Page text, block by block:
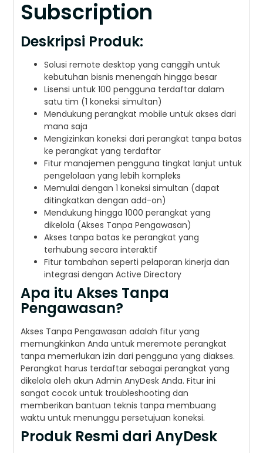
Subscription
Deskripsi Produk:
Solusi remote desktop yang canggih untuk
kebutuhan bisnis menengah hingga besar
Lisensi untuk 100 pengguna terdaftar dalam
satu tim (1 koneksi simultan)
Mendukung perangkat mobile untuk akses dari
mana saja
Mengizinkan koneksi dari perangkat tanpa batas
ke perangkat yang terdaftar
Fitur manajemen pengguna tingkat lanjut untuk
pengelolaan yang lebih kompleks
Memulai dengan 1 koneksi simultan (dapat
ditingkatkan dengan add-on)
Mendukung hingga 1000 perangkat yang
dikelola (Akses Tanpa Pengawasan)
Akses tanpa batas ke perangkat yang
terhubung secara interaktif
Fitur tambahan seperti pelaporan kinerja dan
integrasi dengan Active Directory
Apa itu Akses Tanpa
Pengawasan?
Akses Tanpa Pengawasan adalah fitur yang
memungkinkan Anda untuk meremote perangkat
tanpa memerlukan izin dari pengguna yang diakses.
Perangkat harus terdaftar sebagai perangkat yang
dikelola oleh akun Admin AnyDesk Anda. Fitur ini
sangat cocok untuk troubleshooting dan
memberikan bantuan teknis tanpa membuang
waktu untuk menunggu persetujuan koneksi.
Produk Resmi dari AnyDesk